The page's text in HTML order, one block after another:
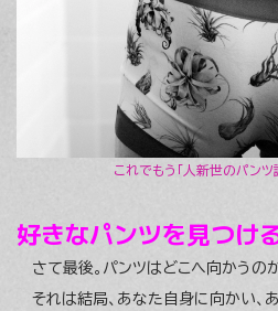
これでもう「人新世のパンツ
好きなパンツを見つけ
さて最後。パンツはどこへ向かうのか
それは結局、あなた自身に向かい